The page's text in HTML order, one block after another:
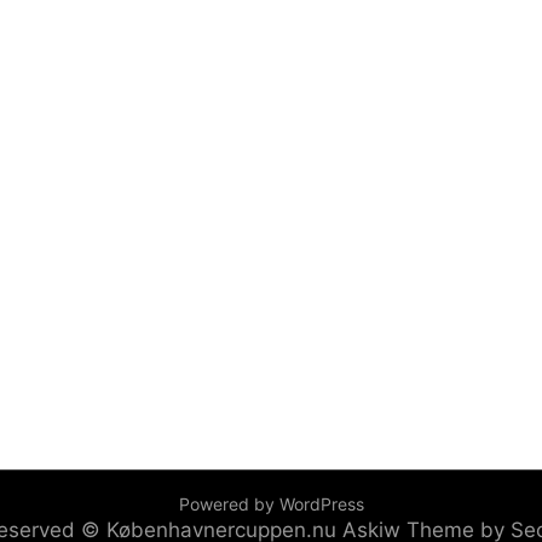
Powered by WordPress
© Københavnercuppen.nu Askiw Theme by